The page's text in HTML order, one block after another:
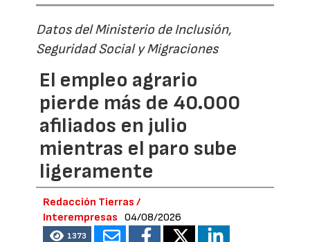
Datos del Ministerio de Inclusión,
Seguridad Social y Migraciones
El empleo agrario
pierde más de 40.000
afiliados en julio
mientras el paro sube
ligeramente
Redacción Tierras /
Interempresas
04/08/2026
1373